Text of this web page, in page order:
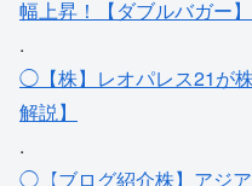
幅上昇！【ダブルバガー】
.
◯【株】レオパレス21が
解説】
.
◯【ブログ紹介株】アジ